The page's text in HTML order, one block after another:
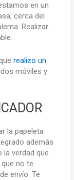
en un
cerca del
Realizar
realizo un
móviles y
la papeleta
además
la verdad que
no te
envío. Te